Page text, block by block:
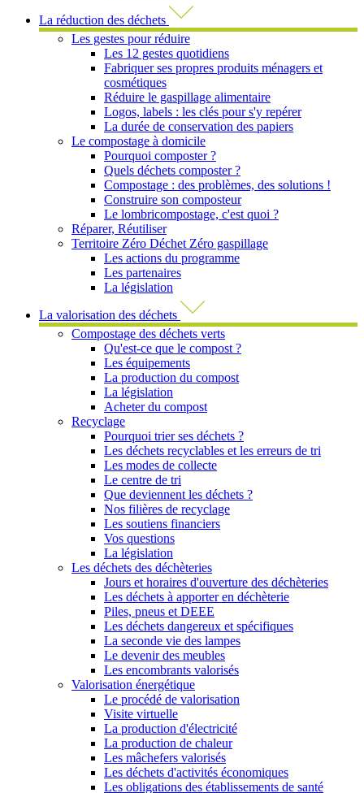
La réduction des déchets
Les gestes pour réduire
Les 12 gestes quotidiens
Fabriquer ses propres produits ménagers et
cosmétiques
Réduire le gaspillage alimentaire
Logos, labels : les clés pour s'y repérer
La durée de conservation des papiers
Le compostage à domicile
Pourquoi composter ?
Quels déchets composter ?
Compostage : des problèmes, des solutions !
Construire son composteur
Le lombricompostage, c'est quoi ?
Réparer, Réutiliser
Territoire Zéro Déchet Zéro gaspillage
Les actions du programme
Les partenaires
La législation
La valorisation des déchets
Compostage des déchets verts
Qu'est-ce que le compost ?
Les équipements
La production du compost
La législation
Acheter du compost
Recyclage
Pourquoi trier ses déchets ?
Les déchets recyclables et les erreurs de tri
Les modes de collecte
Le centre de tri
Que deviennent les déchets ?
Nos filières de recyclage
Les soutiens financiers
Vos questions
La législation
Les déchets des déchèteries
Jours et horaires d'ouverture des déchèteries
Les déchets à apporter en déchèterie
Piles, pneus et DEEE
Les déchets dangereux et spécifiques
La seconde vie des lampes
Le devenir des meubles
Les encombrants valorisés
Valorisation énergétique
Le procédé de valorisation
Visite virtuelle
La production d'électricité
La production de chaleur
Les mâchefers valorisés
Les déchets d'activités économiques
Les obligations des établissements de santé